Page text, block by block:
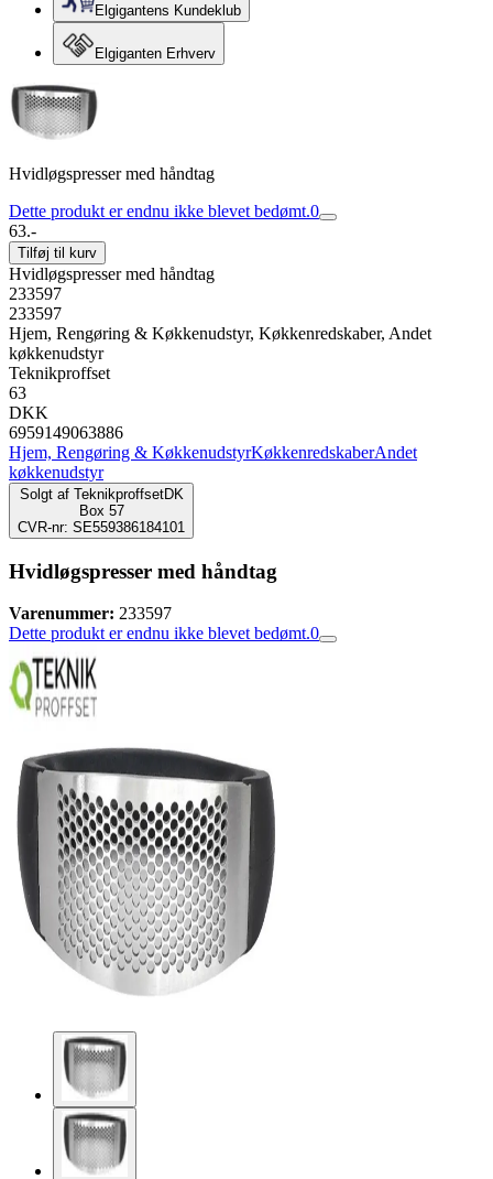
Elgigantens Kundeklub
Elgiganten Erhverv
Hvidløgspresser med håndtag
Dette produkt er endnu ikke blevet bedømt.0
63.-
Tilføj til kurv
Hvidløgspresser med håndtag
233597
233597
Hjem, Rengøring & Køkkenudstyr, Køkkenredskaber, Andet
køkkenudstyr
Teknikproffset
63
DKK
6959149063886
Hjem, Rengøring & KøkkenudstyrKøkkenredskaberAndet
køkkenudstyr
Solgt af TeknikproffsetDK
Box 57
CVR-nr: SE559386184101
Hvidløgspresser med håndtag
Varenummer: 233597
Dette produkt er endnu ikke blevet bedømt.0